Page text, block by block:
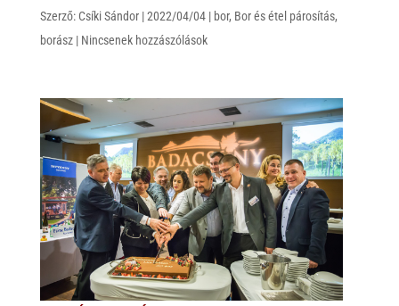
Szerző: Csíki Sándor|2022/04/04| bor, Bor és étel párosítás,
borász| Nincsenek hozzászólások